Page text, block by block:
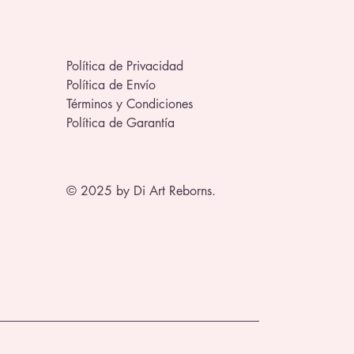
Política de Privacidad
Política de Envío
Términos y Condiciones
Política de Garantía
© 2025 by Di Art Reborns.